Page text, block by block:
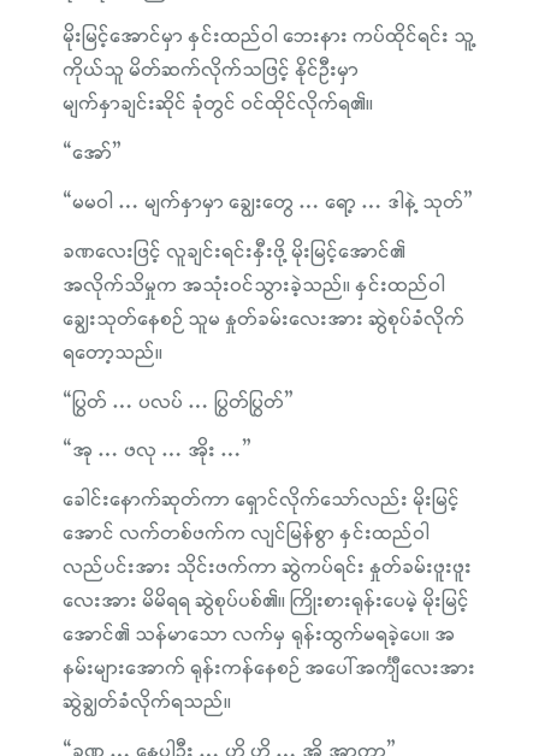
မိုးမြင့်အောင်မှာ နှင်းထည်ဝါ ဘေးနား ကပ်ထိုင်ရင်း သူ့
ကိုယ်သူ မိတ်ဆက်လိုက်သဖြင့် နိုင်ဦးမှာ
မျက်နှာချင်းဆိုင် ခုံတွင် ဝင်ထိုင်လိုက်ရ၏။
“အော်”
“မမဝါ … မျက်နှာမှာ ချွေးတွေ … ရော့ … ဒါနဲ့ သုတ်”
ခဏလေးဖြင့် လူချင်းရင်းနှီးဖို့ မိုးမြင့်အောင်၏
အလိုက်သိမှုက အသုံးဝင်သွားခဲ့သည်။ နှင်းထည်ဝါ
ချွေးသုတ်နေစဉ် သူမ နှုတ်ခမ်းလေးအား ဆွဲစုပ်ခံလိုက်
ရတော့သည်။
“ပြွတ် … ပလပ် … ပြွတ်ပြွတ်”
“အု … ဖလု … အိုး …”
ခေါင်းနောက်ဆုတ်ကာ ရှောင်လိုက်သော်လည်း မိုးမြင့်
အောင် လက်တစ်ဖက်က လျင်မြန်စွာ နှင်းထည်ဝါ
လည်ပင်းအား သိုင်းဖက်ကာ ဆွဲကပ်ရင်း နှုတ်ခမ်းဖူးဖူး
လေးအား မိမိရရ ဆွဲစုပ်ပစ်၏။ ကြိုးစားရုန်းပေမဲ့ မိုးမြင့်
အောင်၏ သန်မာသော လက်မှ ရုန်းထွက်မရခဲ့ပေ။ အ
နမ်းများအောက် ရုန်းကန်နေစဉ် အပေါ်အင်္ကျီလေးအား
ဆွဲချွတ်ခံလိုက်ရသည်။